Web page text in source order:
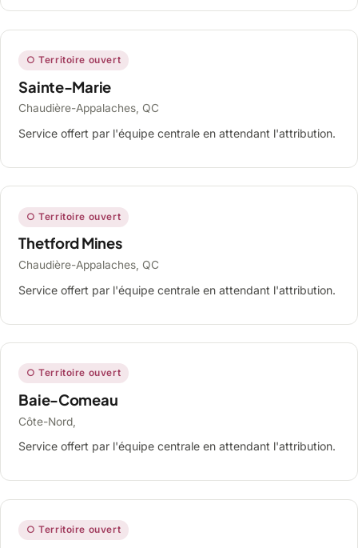
○ Territoire ouvert
Sainte-Marie
Chaudière-Appalaches, QC
Service offert par l'équipe centrale en attendant l'attribution.
○ Territoire ouvert
Thetford Mines
Chaudière-Appalaches, QC
Service offert par l'équipe centrale en attendant l'attribution.
○ Territoire ouvert
Baie-Comeau
Côte-Nord,
Service offert par l'équipe centrale en attendant l'attribution.
○ Territoire ouvert